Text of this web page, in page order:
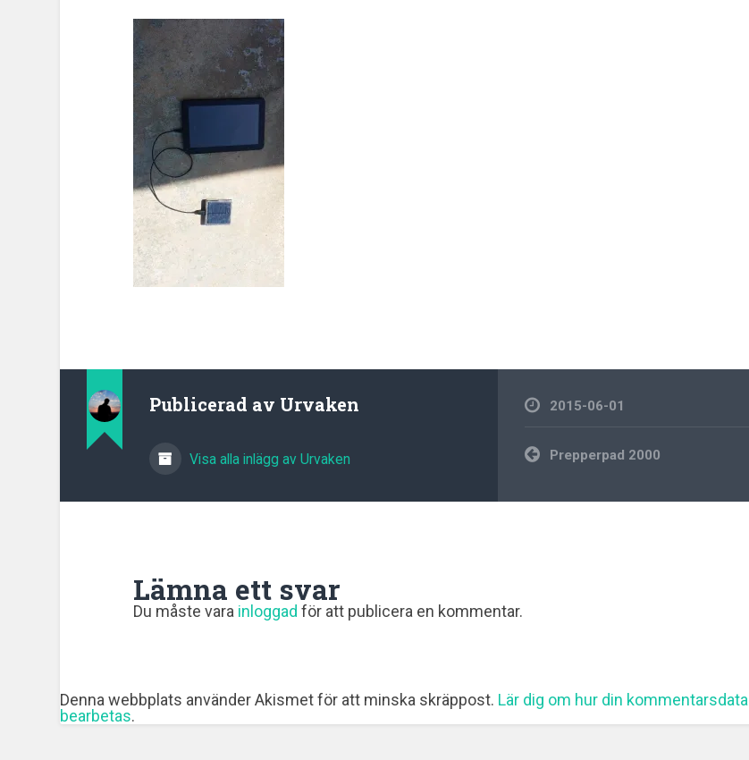
Publicerad av Urvaken
Visa alla inlägg av Urvaken
2015-06-01
Inläggsnavigering
Prepperpad 2000
Lämna ett svar
Du måste vara inloggad för att publicera en kommentar.
Denna webbplats använder Akismet för att minska skräppost. Lär dig om hur din kommentarsdata
bearbetas.